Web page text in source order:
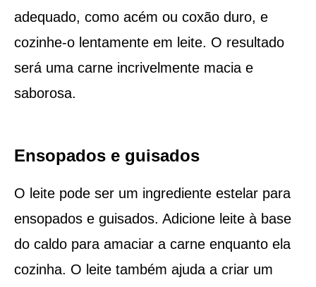
adequado, como acém ou coxão duro, e
cozinhe-o lentamente em leite. O resultado
será uma carne incrivelmente macia e
saborosa.
Ensopados e guisados
O leite pode ser um ingrediente estelar para
ensopados e guisados. Adicione leite à base
do caldo para amaciar a carne enquanto ela
cozinha. O leite também ajuda a criar um